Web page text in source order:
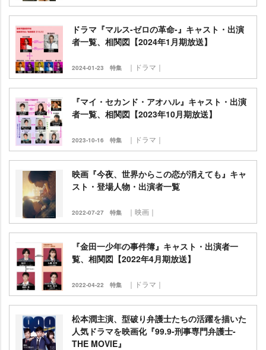
ドラマ『マルス-ゼロの革命-』キャスト・出演
者一覧、相関図【2024年1月期放送】
2024-01-23 特集 ｜ドラマ｜
『マイ・セカンド・アオハル』キャスト・出演
者一覧、相関図【2023年10月期放送】
2023-10-16 特集 ｜ドラマ｜
映画『今夜、世界からこの恋が消えても』キャ
スト・登場人物・出演者一覧
2022-07-27 特集 ｜映画｜
『金田一少年の事件簿』キャスト・出演者一
覧、相関図【2022年4月期放送】
2022-04-22 特集 ｜ドラマ｜
松本潤主演、型破り弁護士たちの活躍を描いた
人気ドラマを映画化『99.9-刑事専門弁護士-
THE MOVIE』